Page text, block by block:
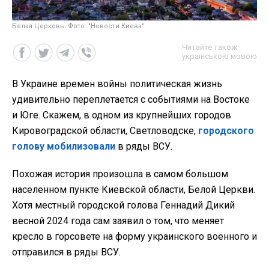
Белая Церковь. Фото: "Новости Киева"
Читайте також
українською мовою
В Украине времен войны политическая жизнь
удивительно переплетается с событиями на Востоке
и Юге. Скажем, в одном из крупнейших городов
Кировоградской области, Светловодске, городского
голову мобилизовали в ряды ВСУ.
Похожая история произошла в самом большом
населенном пункте Киевской области, Белой Церкви.
Хотя местный городской голова Геннадий Дикий
весной 2024 года сам заявил о том, что меняет
кресло в горсовете на форму украинского военного и
отправился в ряды ВСУ.